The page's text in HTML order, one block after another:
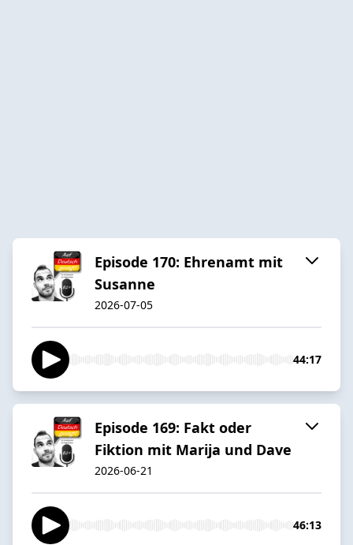
Episode 170: Ehrenamt mit
Susanne
2026-07-05
44:17
Episode 169: Fakt oder
Fiktion mit Marija und Dave
2026-06-21
46:13